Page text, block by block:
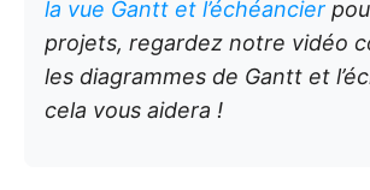
la vue Gantt et l’échéancier
projets, regardez notre vidéo
les diagrammes de Gantt et
cela vous aidera !